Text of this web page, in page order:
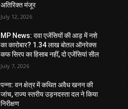
अतिरिक्त मंजूर
July 12, 2026
MP News: दवा एजेंसियों की आड़ में नशे
का कारोबार? 1.34 लाख बोतल ऑनरेक्स
कफ सिरप का हिसाब नहीं, दो एजेंसियां सील
July 7, 2026
पन्ना: वन क्षेत्र में कथित अवैध खनन की
जांच, राज्य स्तरीय उड़नदस्ता दल ने किया
निरीक्षण